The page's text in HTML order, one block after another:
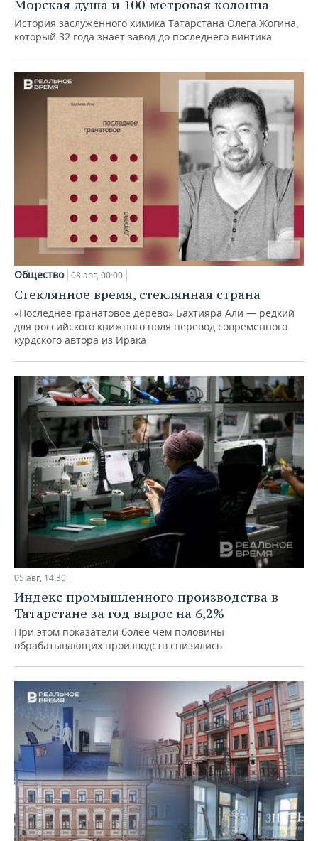
Морская душа и 100-метровая колонна
История заслуженного химика Татарстана Олега Жогина,
который 32 года знает завод до последнего винтика
Общество 08 авг, 00:00
Стеклянное время, стеклянная страна
«Последнее гранатовое дерево» Бахтияра Али — редкий
для российского книжного поля перевод современного
курдского автора из Ирака
05 авг, 14:30
Индекс промышленного производства в
Татарстане за год вырос на 6,2%
При этом показатели более чем половины
обрабатывающих производств снизились